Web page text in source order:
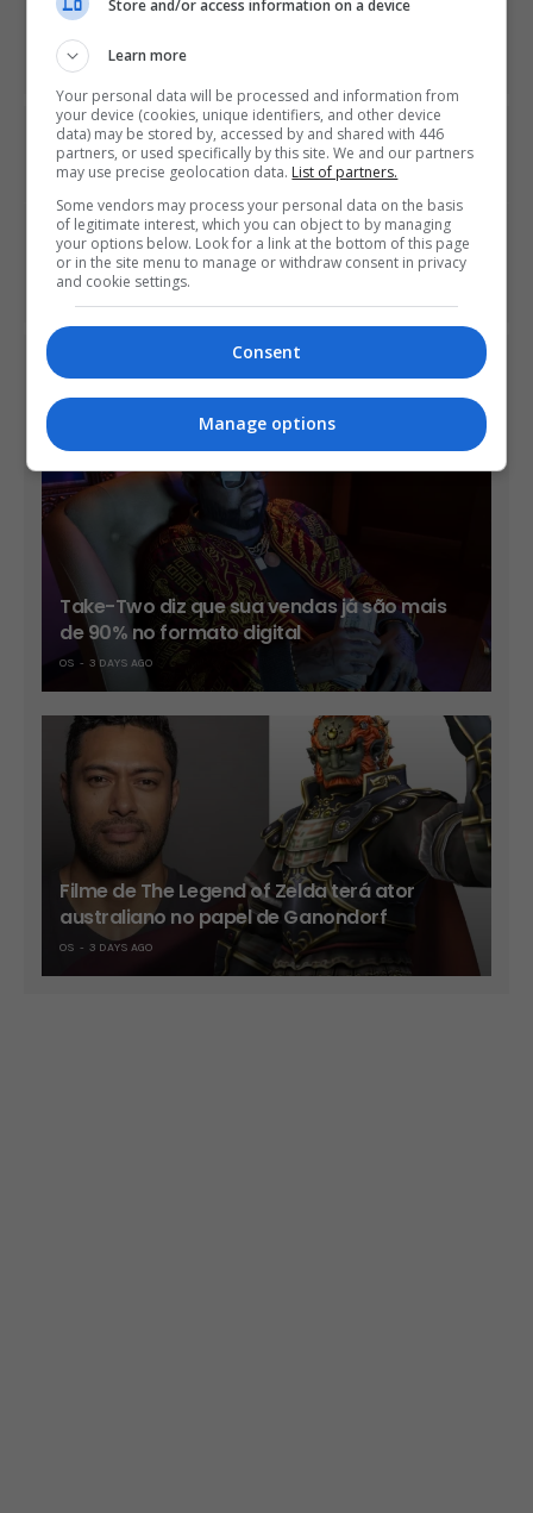
Share This
PREVIOUS ARTICLE
Anthem é o novo jogo da BioWare. Veja o trailer teaser
NEXT ARTICLE
Trailer de Star Wars Battlefront 2 mostra cenário e
personagens do Episódio 1
ÚLTIMAS NOTÍCIAS
Take-Two diz que sua vendas já são mais
de 90% no formato digital
OS 3 DAYS AGO
Filme de The Legend of Zelda terá ator
australiano no papel de Ganondorf
OS 3 DAYS AGO
Store and/or access information on a device
Learn more
Your personal data will be processed and information from
your device (cookies, unique identifiers, and other device
data) may be stored by, accessed by and shared with 446
partners, or used specifically by this site. We and our partners
may use precise geolocation data. List of partners.
Some vendors may process your personal data on the basis
of legitimate interest, which you can object to by managing
your options below. Look for a link at the bottom of this page
or in the site menu to manage or withdraw consent in privacy
and cookie settings.
Consent
Manage options